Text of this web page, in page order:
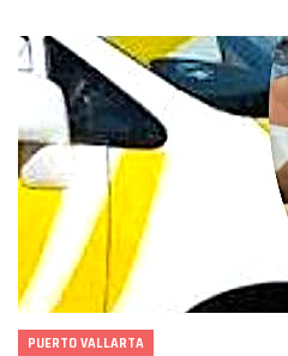
Impulsa Juan
Indigentes Se
Vallarta: Aseguran
INFONAVIT
Urrutia Comunica
Héctor Santana
Nayarit, Jalisco Y
Puerto Vallarta
Reporte
Canaco Servytur
Localizan 19
PUERTO VALLARTA